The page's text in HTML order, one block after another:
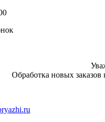
20-00
Обработка